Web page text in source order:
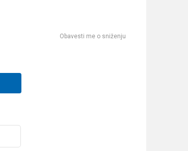
Obavesti me o sniženju